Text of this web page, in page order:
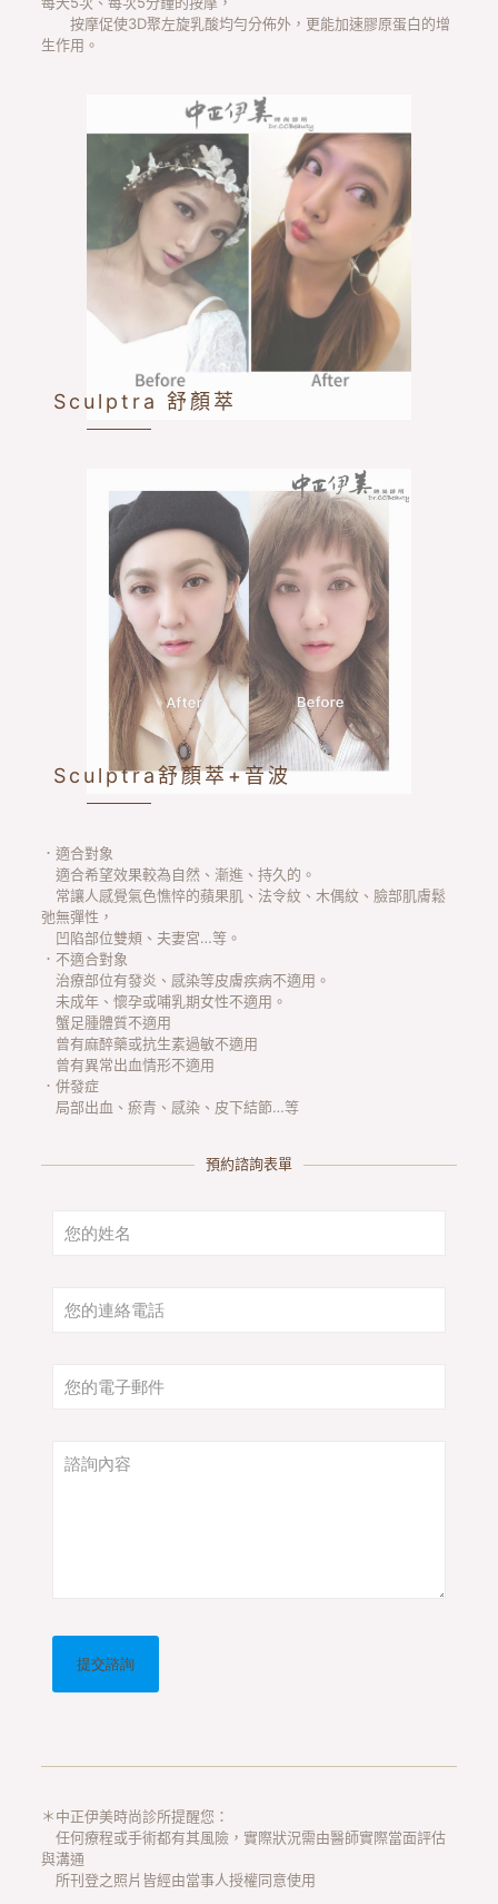
按摩促使3D聚左旋乳酸均勻分佈外，更能加速膠原蛋白的增
生作用。
Sculptra 舒顏萃
Sculptra舒顏萃+音波
．適合對象
適合希望效果較為自然、漸進、持久的。
常讓人感覺氣色憔悴的蘋果肌、法令紋、木偶紋、臉部肌膚鬆
弛無彈性，
凹陷部位雙頰、夫妻宮…等。
．不適合對象
治療部位有發炎、感染等皮膚疾病不適用。
未成年、懷孕或哺乳期女性不適用。
蟹足腫體質不適用
曾有麻醉藥或抗生素過敏不適用
曾有異常出血情形不適用
．併發症
局部出血、瘀青、感染、皮下結節…等
預約諮詢表單
＊中正伊美時尚診所提醒您：
任何療程或手術都有其風險，實際狀況需由醫師實際當面評估
與溝通
所刊登之照片皆經由當事人授權同意使用